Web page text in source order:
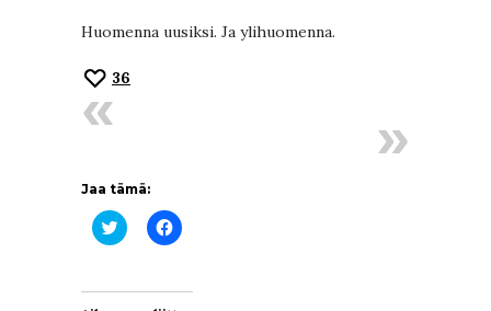
Huomenna uusiksi. Ja ylihuomenna.
36
Jaa tämä:
Jaa
Twitterissä(Avautuu
Jaa
Facebookissa(Avautuu